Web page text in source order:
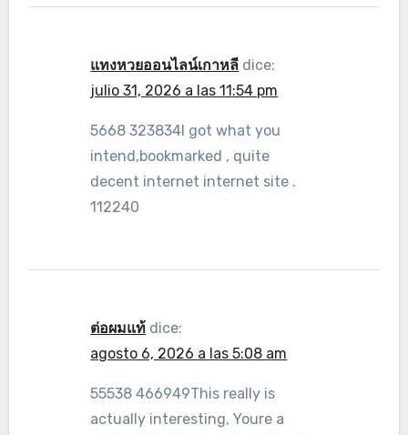
แทงหวยออนไลน์เกาหลี dice:
julio 31, 2026 a las 11:54 pm
5668 323834I got what you
intend,bookmarked , quite
decent internet internet site .
112240
ต่อผมแท้ dice:
agosto 6, 2026 a las 5:08 am
55538 466949This really is
actually interesting, Youre a